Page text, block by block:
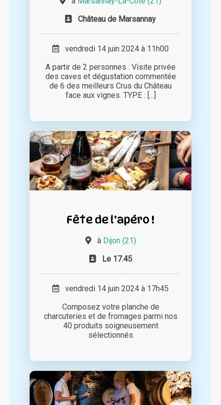
Château de Marsannay
vendredi 14 juin 2024 à 11h00
A partir de 2 personnes : Visite privée
des caves et dégustation commentée
de 6 des meilleurs Crus du Château
face aux vignes. TYPE : [...]
Fête de l’apéro !
à Dijon (21)
Le 17.45
vendredi 14 juin 2024 à 17h45
Composez votre planche de
charcuteries et de fromages parmi nos
40 produits soigneusement
sélectionnés